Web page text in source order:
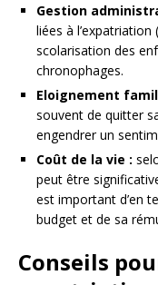
Gestion
liées à
scolarisation des
chronophages.
Eloignement
souvent de quitter
engendrer un
Coût de la vie :
peut être
est important d’en
budget et de sa
Conseils